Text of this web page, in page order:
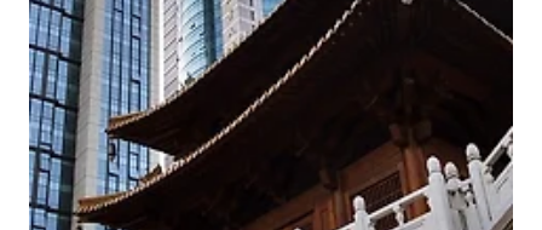
하, 두 곳 다 멋진 아경 감상이 가능하지만 금무대하에 올라동방명주를 바라보
는 뷰가 더 좋다는 평이 많네요. 빈장따다오에서는 와이탄 건축물 거리를 파노
라마로 찍기 좋습니다. 그리고 와이탄 조명의..